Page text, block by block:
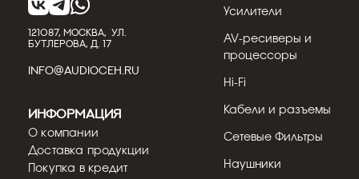
121087, МОСКВА, УЛ.
БУТЛЕРОВА, Д. 17
INFO@AUDIOCEH.RU
Усилители
AV-ресиверы и
процессоры
Hi-Fi
Кабели и разъемы
Сетевые Фильтры
Наушники
Информация
О компании
Доставка продукции
Покупка в кредит